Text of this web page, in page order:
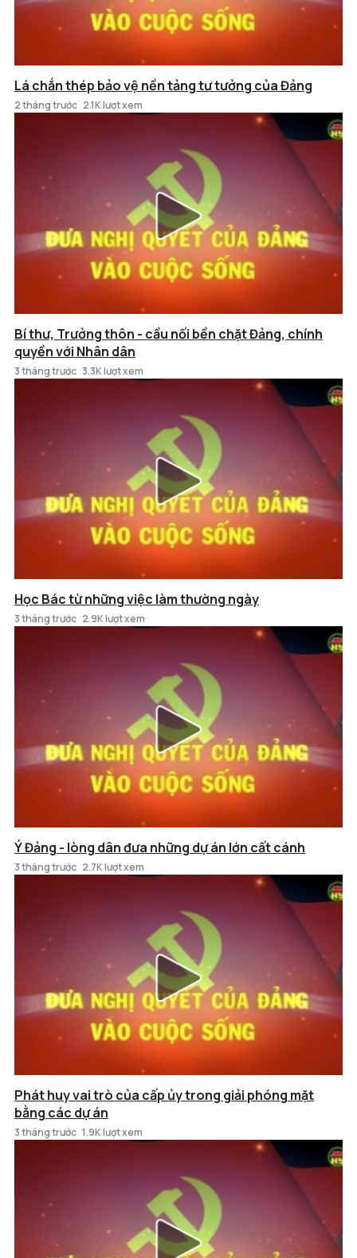
Lá chắn thép bảo vệ nền tảng tư tưởng của Đảng
2 tháng trước 2.1K lượt xem
Bí thư, Trưởng thôn - cầu nối bền chặt Đảng, chính
quyền với Nhân dân
3 tháng trước 3.3K lượt xem
Học Bác từ những việc làm thường ngày
3 tháng trước 2.9K lượt xem
Ý Đảng - lòng dân đưa những dự án lớn cất cánh
3 tháng trước 2.7K lượt xem
Phát huy vai trò của cấp ủy trong giải phóng mặt
bằng các dự án
3 tháng trước 1.9K lượt xem